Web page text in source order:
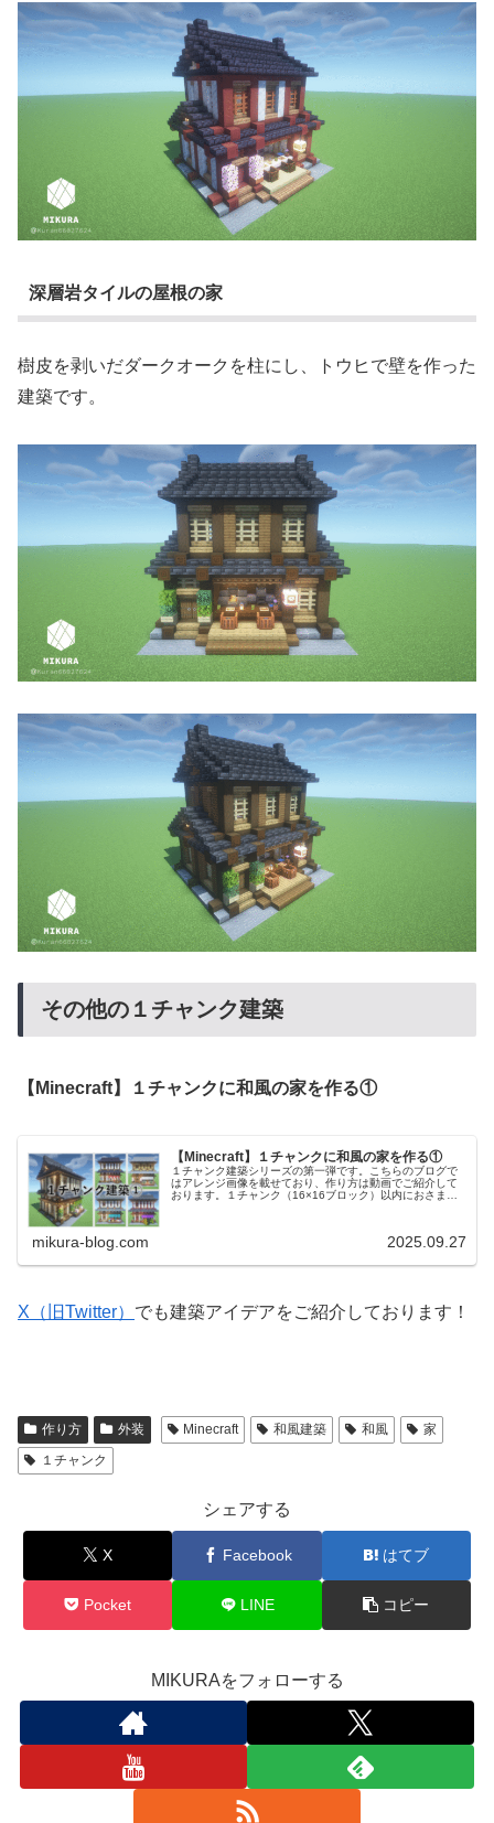
深層岩タイルの屋根の家
樹皮を剥いだダークオークを柱にし、トウヒで壁を作った
建築です。
その他の１チャンク建築
【Minecraft】１チャンクに和風の家を作る①
【Minecraft】１チャンクに和風の家を作る①
１チャンク建築シリーズの第一弾です。こちらのブログで
はアレンジ画像を載せており、作り方は動画でご紹介して
おります。１チャンク（16×16ブロック）以内におさまる
mikura-blog.com 2025.09.27
X（旧Twitter） でも建築アイデアをご紹介しております！
作り方 外装 Minecraft 和風建築 和風
家
１チャンク
シェアする
X Facebook はてブ
Pocket LINE コピー
MIKURAをフォローする